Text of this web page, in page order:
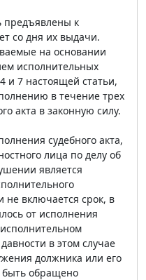
предъявлены к
со дня их выдачи.
на основании
исполнительных
и 7 настоящей статьи,
в течение трех
акта в законную силу.
судебного акта,
лица по делу об
является
не включается срок, в
от исполнения
в этом случае
должника или его
быть обращено